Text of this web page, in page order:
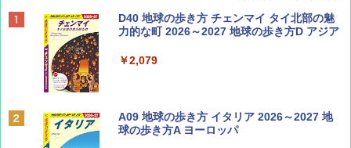
ディズニーファン ２０２６年 ９月号 [雑
誌] (ＤＩＳＮＥＹ ＦＡＮ)
￥713
Coyote No.89 特集 星野道夫 夢見る旅
D40 地球の歩き方 チェンマイ タイ北部の魅
力的な町 2026～2027 地球の歩き方D アジア
￥2,079
A09 地球の歩き方 イタリア 2026～2027 地
球の歩き方A ヨーロッパ